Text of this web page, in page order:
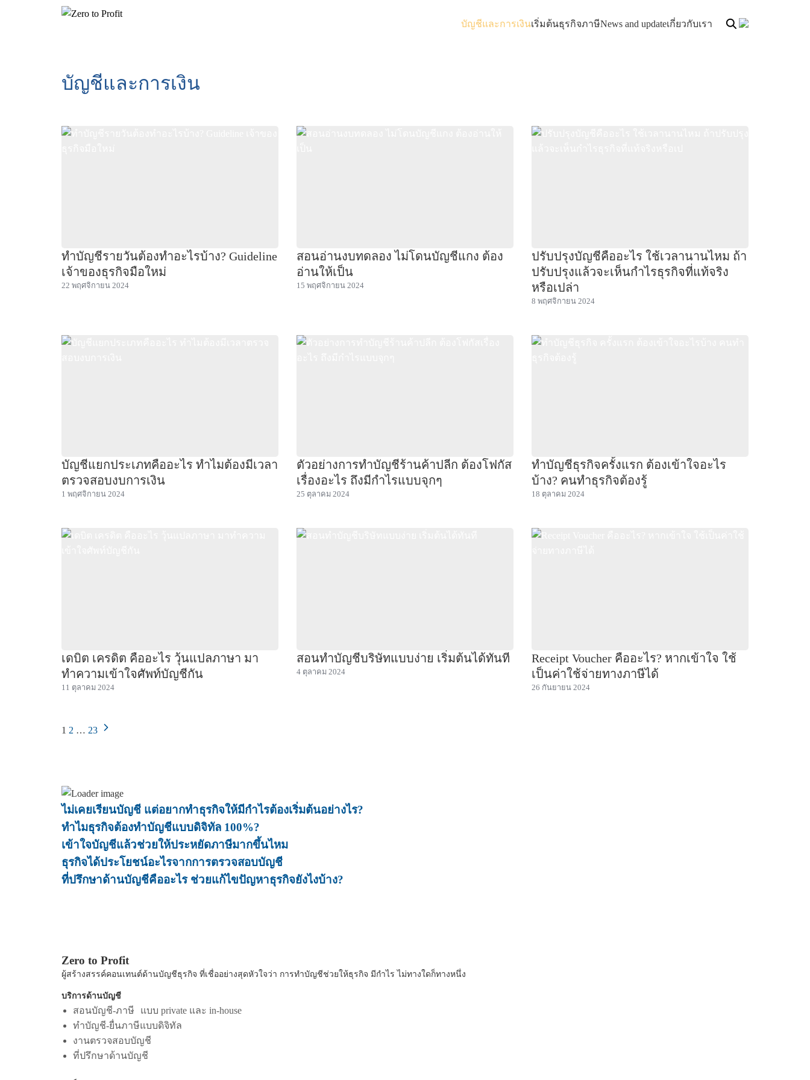
บัญชีและการเงินเริ่มต้นธุรกิจภาษีNews and updateเกี่ยวกับเรา
บัญชีและการเงิน
ทำบัญชีรายวันต้องทำอะไรบ้าง? Guideline
เจ้าของธุรกิจมือใหม่
22 พฤศจิกายน 2024
สอนอ่านงบทดลอง ไม่โดนบัญชีแกง ต้อง
อ่านให้เป็น
15 พฤศจิกายน 2024
ปรับปรุงบัญชีคืออะไร ใช้เวลานานไหม ถ้า
ปรับปรุงแล้วจะเห็นกำไรธุรกิจที่แท้จริง
หรือเปล่า
8 พฤศจิกายน 2024
บัญชีแยกประเภทคืออะไร ทำไมต้องมีเวลา
ตรวจสอบงบการเงิน
1 พฤศจิกายน 2024
ตัวอย่างการทำบัญชีร้านค้าปลีก ต้องโฟกัส
เรื่องอะไร ถึงมีกำไรแบบจุกๆ
25 ตุลาคม 2024
ทำบัญชีธุรกิจครั้งแรก ต้องเข้าใจอะไร
บ้าง? คนทำธุรกิจต้องรู้
18 ตุลาคม 2024
เดบิต เครดิต คืออะไร วุ้นแปลภาษา มา
ทำความเข้าใจศัพท์บัญชีกัน
11 ตุลาคม 2024
สอนทำบัญชีบริษัทแบบง่าย เริ่มต้นได้ทันที
4 ตุลาคม 2024
Receipt Voucher คืออะไร? หากเข้าใจ ใช้
เป็นค่าใช้จ่ายทางภาษีได้
26 กันยายน 2024
1 2 … 23
ไม่เคยเรียนบัญชี แต่อยากทำธุรกิจให้มีกำไรต้องเริ่มต้นอย่างไร?​
ทำไมธุรกิจต้องทำบัญชีแบบดิจิทัล 100%?
เข้าใจบัญชีแล้วช่วยให้ประหยัดภาษีมากขึ้นไหม
ธุรกิจได้ประโยชน์อะไรจากการตรวจสอบบัญชี
ที่ปรึกษาด้านบัญชีคืออะไร ช่วยแก้ไขปัญหาธุรกิจยังไงบ้าง?
Zero to Profit
ผู้สร้างสรรค์คอนเทนต์ด้านบัญชีธุรกิจ ที่เชื่ออย่างสุดหัวใจว่า การทำบัญชีช่วยให้ธุรกิจ มีกำไร ไม่ทางใดก็ทางหนึ่ง
บริการด้านบัญชี
สอนบัญชี-ภาษี แบบ private และ in-house
ทำบัญชี-ยื่นภาษีแบบดิจิทัล
งานตรวจสอบบัญชี
ที่ปรึกษาด้านบัญชี